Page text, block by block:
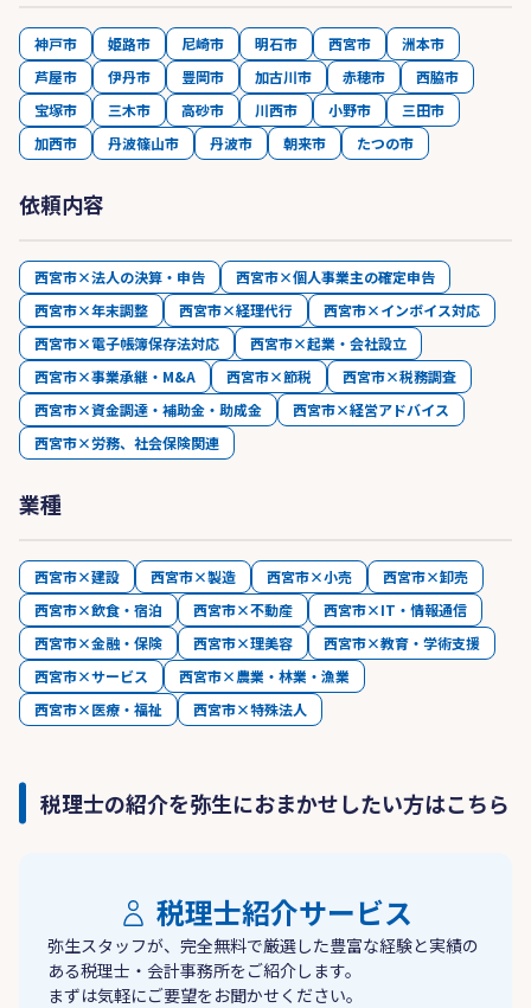
神戸市 姫路市 尼崎市 明石市 西宮市
洲本市
芦屋市
伊丹市 豊岡市 加古川市 赤穂市
西脇市
宝塚市
三木市 高砂市 川西市 小野市
三田市
加西市
丹波篠山市 丹波市 朝来市 たつの市
依頼内容
西宮市×法人の決算・申告
西宮市×個人事業主の確定申告
西宮市×年末調整
西宮市×経理代行
西宮市×インボイス対応
西宮市×電子帳簿保存法対応
西宮市×起業・会社設立
西宮市×事業承継・M&A
西宮市×節税
西宮市×税務調査
西宮市×資金調達・補助金・助成金
西宮市×経営アドバイス
西宮市×労務、社会保険関連
業種
西宮市×建設 西宮市×製造 西宮市×小売
西宮市×卸売
西宮市×飲食・宿泊
西宮市×不動産
西宮市×IT・情報通信
西宮市×金融・保険
西宮市×理美容
西宮市×教育・学術支援
西宮市×サービス
西宮市×農業・林業・漁業
西宮市×医療・福祉
西宮市×特殊法人
税理士の紹介を弥生におまかせしたい方はこちら
税理士紹介サービス
弥生スタッフが、完全無料で厳選した豊富な経験と実績の
ある税理士・会計事務所をご紹介します。
まずは気軽にご要望をお聞かせください。